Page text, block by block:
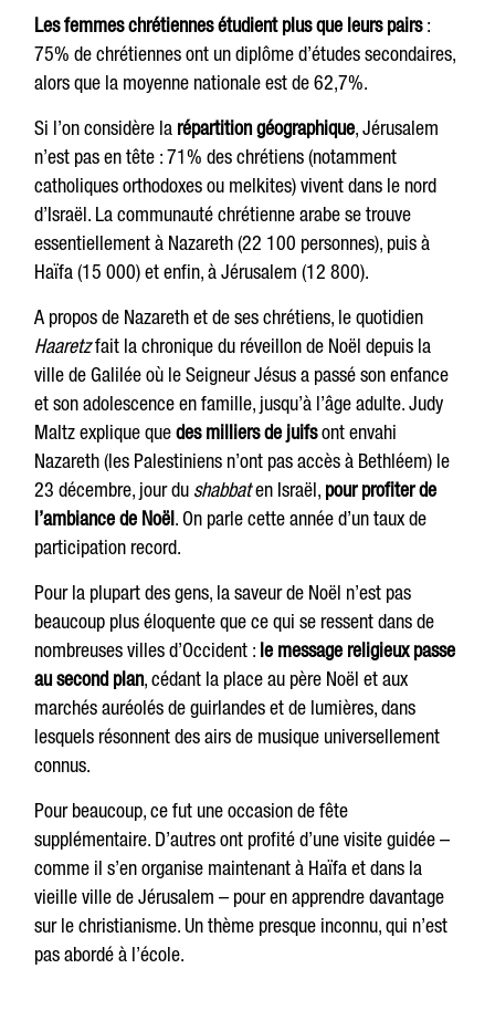
Les femmes chrétiennes étudient plus que leurs pairs:
75% de chrétiennes ont un diplôme d’études secondaires,
alors que la moyenne nationale est de 62,7%.
Si l’on considère la répartition géographique, Jérusalem
n’est pas en tête : 71% des chrétiens (notamment
catholiques orthodoxes ou melkites) vivent dans le nord
d’Israël. La communauté chrétienne arabe se trouve
essentiellement à Nazareth (22 100 personnes), puis à
Haïfa (15 000) et enfin, à Jérusalem (12 800).
A propos de Nazareth et de ses chrétiens, le quotidien
Haaretzfait la chronique du réveillon de Noël depuis la
ville de Galilée où le Seigneur Jésus a passé son enfance
et son adolescence en famille, jusqu’à l’âge adulte. Judy
Maltz explique quedes milliers de juifsont envahi
Nazareth (les Palestiniens n’ont pas accès à Bethléem) le
23 décembre, jour du shabbaten Israël, pour profiter de
l’ambiance de Noël. On parle cette année d’un taux de
participation record.
Pour la plupart des gens, la saveur de Noël n’est pas
beaucoup plus éloquente que ce qui se ressent dans de
nombreuses villes d’Occident : le message religieux passe
au second plan, cédant la place au père Noël et aux
marchés auréolés de guirlandes et de lumières, dans
lesquels résonnent des airs de musique universellement
connus.
Pour beaucoup, ce fut une occasion de fête
supplémentaire. D’autres ont profité d’une visite guidée –
comme il s’en organise maintenant à Haïfa et dans la
vieille ville de Jérusalem – pour en apprendre davantage
sur le christianisme. Un thème presque inconnu, qui n’est
pas abordé à l’école.